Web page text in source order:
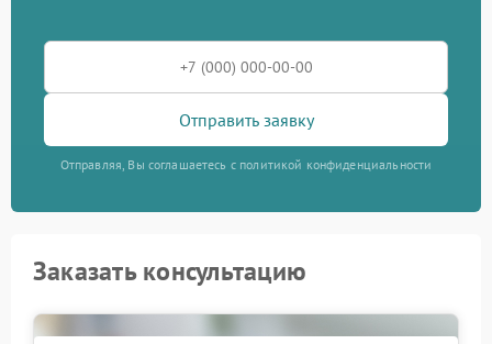
Отправить заявку
Отправляя, Вы соглашаетесь с политикой конфиденциальности
Заказать консультацию